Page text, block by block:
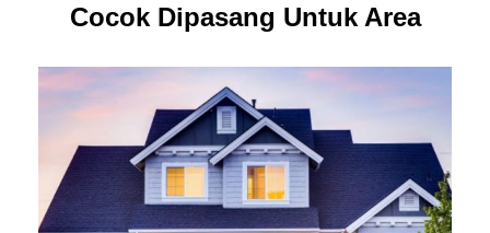
Cocok Dipasang Untuk Area